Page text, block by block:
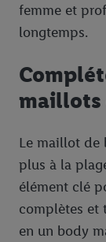
femme et
longtemps.
maillots
Le maillot de
plus à la
élément clé
complètes et
en un body